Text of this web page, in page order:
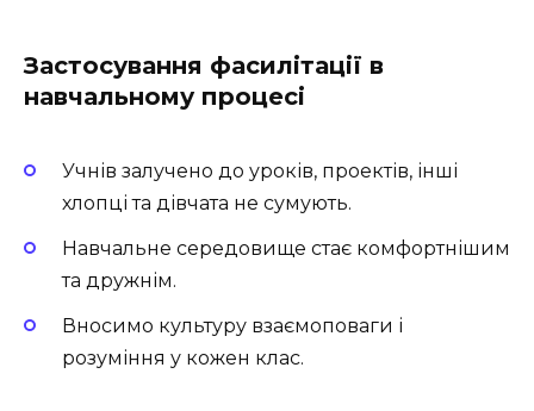
Застосування фасилітації в
навчальному процесі
Учнів залучено до уроків, проектів, інші
хлопці та дівчата не сумують.
Навчальне середовище стає комфортнішим
та дружнім.
Вносимо культуру взаємоповаги і
розуміння у кожен клас.